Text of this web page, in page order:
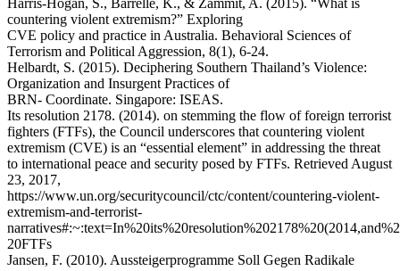
Harris-Hogan, S., Barrelle, K., & Zammit, A. (2015). “What is
countering violent extremism?” Exploring
CVE policy and practice in Australia. Behavioral Sciences of
Terrorism and Political Aggression, 8(1), 6-24.
Helbardt, S. (2015). Deciphering Southern Thailand’s Violence:
Organization and Insurgent Practices of
BRN- Coordinate. Singapore: ISEAS.
Its resolution 2178. (2014). on stemming the flow of foreign terrorist
fighters (FTFs), the Council underscores that countering violent
extremism (CVE) is an “essential element” in addressing the threat
to international peace and security posed by FTFs. Retrieved August
23, 2017,
https://www.un.org/securitycouncil/ctc/content/countering-violent-
extremism-and-terrorist-
20FTFs
Jansen, F. (2010). Aussteigerprogramme Soll Gegen Radikale